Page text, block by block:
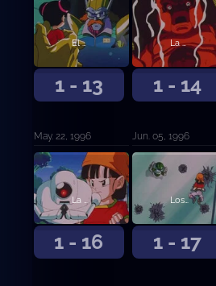
1 - 13
El misterio de Mu
May. 22, 1996
1 - 14
La derrota de Loud
Jun. 05, 1996
1 - 16
La traición de Giru
1 - 17
Los planes de Rilld